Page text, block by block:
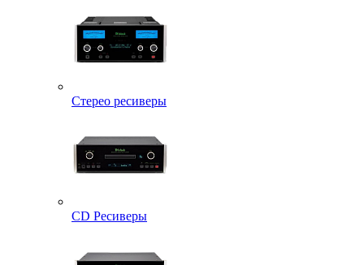
Стерео ресиверы
CD Ресиверы